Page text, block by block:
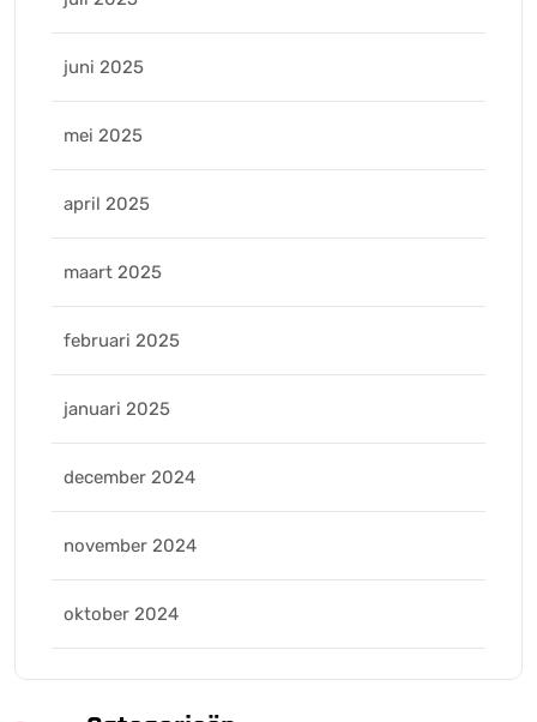
juni 2025
mei 2025
april 2025
maart 2025
februari 2025
januari 2025
december 2024
november 2024
oktober 2024